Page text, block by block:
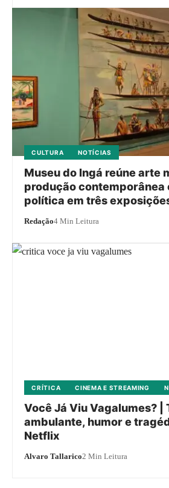
CULTURA NOTÍCIAS
Museu do Ingá reúne arte
produção contemporânea
política em três
Redação4 Min Leitura
CRÍTICA CINEMA E STREAMING
Você Já Viu Vagalumes? |
ambulante, humor e
Netflix
Alvaro Tallarico2 Min Leitura